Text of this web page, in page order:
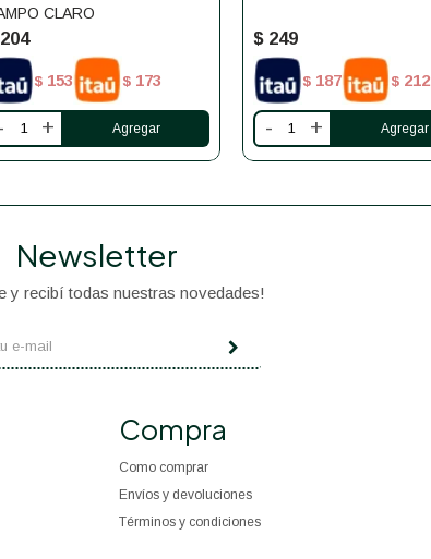
CLARO
204
$ 153 $ 173
+
$ 249
$ 187 $ 212
- +
Compra
Como comprar
Envíos y devoluciones
Términos y condiciones
Newsletter
y recibí todas nuestras novedades!